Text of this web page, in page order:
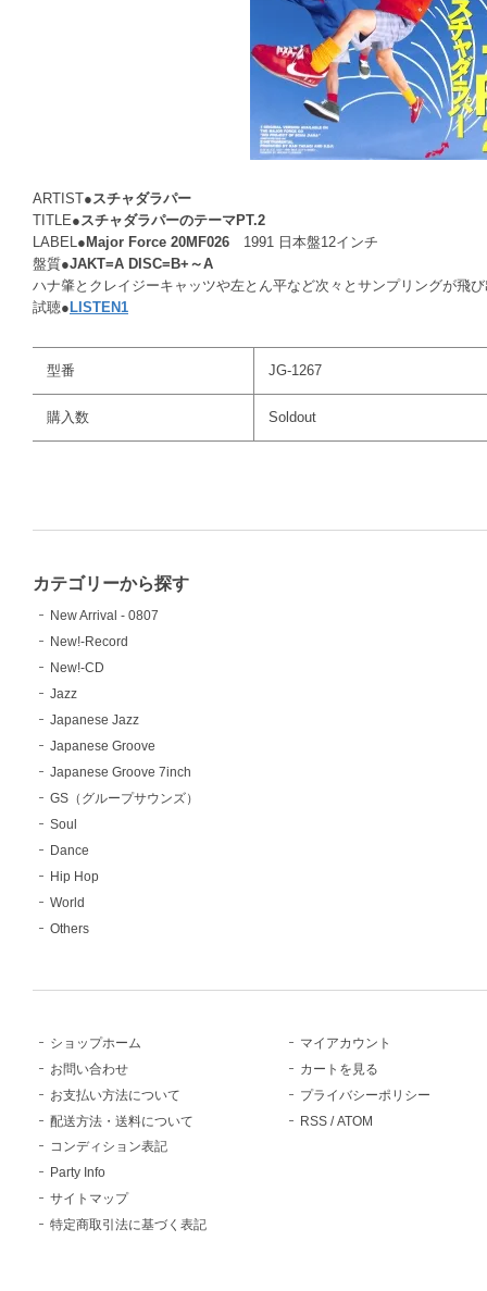
ARTIST●スチャダラパー
TITLE●スチャダラパーのテーマPT.2
LABEL● Major Force 20MF026 1991 日本盤12インチ
盤質●JAKT=A DISC=B+～A
ハナ肇とクレイジーキャッツや左とん平など次々とサンプリングが飛
試聴● LISTEN1
型番 JG-1267
購入数 Soldout
カテゴリーから探す
New Arrival - 0807
New!-Record
New!-CD
Jazz
Japanese Jazz
Japanese Groove
Japanese Groove 7inch
GS（グループサウンズ）
Soul
Dance
Hip Hop
World
Others
ショップホーム
お問い合わせ
お支払い方法について
配送方法・送料について
コンディション表記
Party Info
サイトマップ
特定商取引法に基づく表記
マイアカウント
カートを見る
プライバシーポリシー
RSS /ATOM